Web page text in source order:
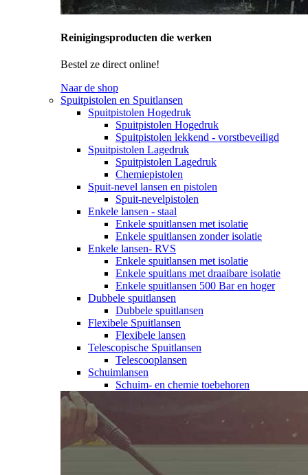
Reinigingsproducten die werken
Bestel ze direct online!
Naar de shop
Spuitpistolen en Spuitlansen
Spuitpistolen Hogedruk
Spuitpistolen Hogedruk
Spuitpistolen lekkend - vorstbeveiligd
Spuitpistolen Lagedruk
Spuitpistolen Lagedruk
Chemiepistolen
Spuit-nevel lansen en pistolen
Spuit-nevelpistolen
Enkele lansen - staal
Enkele spuitlansen met isolatie
Enkele spuitlansen zonder isolatie
Enkele lansen- RVS
Enkele spuitlansen met isolatie
Enkele spuitlans met draaibare isolatie
Enkele spuitlansen 500 Bar en hoger
Dubbele spuitlansen
Dubbele spuitlansen
Flexibele Spuitlansen
Flexibele lansen
Telescopische Spuitlansen
Telescooplansen
Schuimlansen
Schuim- en chemie toebehoren